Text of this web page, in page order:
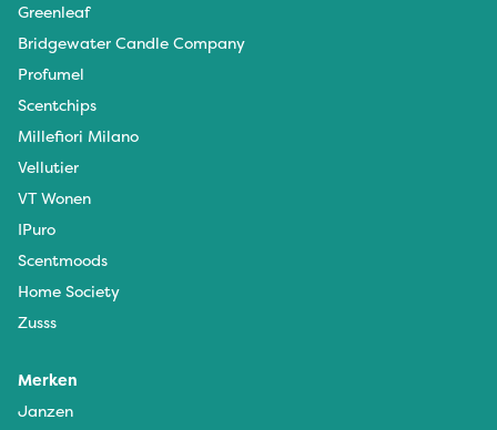
Greenleaf
Bridgewater Candle Company
Profumel
Scentchips
Millefiori Milano
Vellutier
VT Wonen
IPuro
Scentmoods
Home Society
Zusss
Merken
Janzen